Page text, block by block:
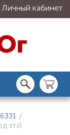
Личный кабинет
/
хтз)